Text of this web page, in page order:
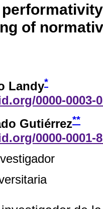
of
Landy*
0000-0003-
Gutiérrez**
0000-0001-